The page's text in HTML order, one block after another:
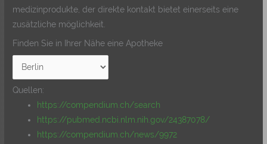
medizinprodukte, der direkte kontakt bietet einerseits eine
zusätzliche möglichkeit.
Finden Sie in Ihrer Nähe eine Apotheke
Quellen:
https://compendium.ch/search
https://pubmed.ncbi.nlm.nih.gov/24387078/
https://compendium.ch/news/9972